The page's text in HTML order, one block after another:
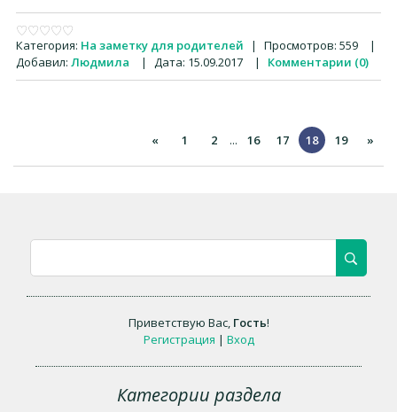
Категория: На заметку для родителей | Просмотров: 559
|
Добавил: Людмила | Дата: 15.09.2017 | Комментарии (0)
« 1 2 ... 16 17 18 19 »
Приветствую Вас, Гость!
Регистрация | Вход
Категории раздела